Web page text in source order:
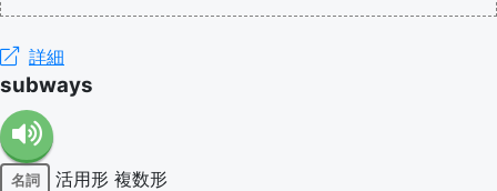
詳細
subways
名詞 活用形 複数形